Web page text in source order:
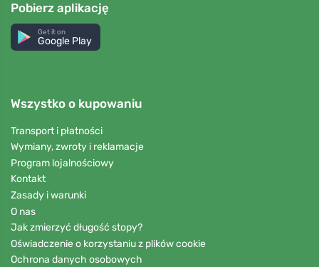
Pobierz aplikację
Get it on
Google Play
Wszystko o kupowaniu
Transport i płatności
Wymiany, zwroty i reklamacje
Program lojalnościowy
Kontakt
Zasady i warunki
O nas
Jak zmierzyć długość stopy?
Oświadczenie o korzystaniu z plików cookie
Ochrona danych osobowych